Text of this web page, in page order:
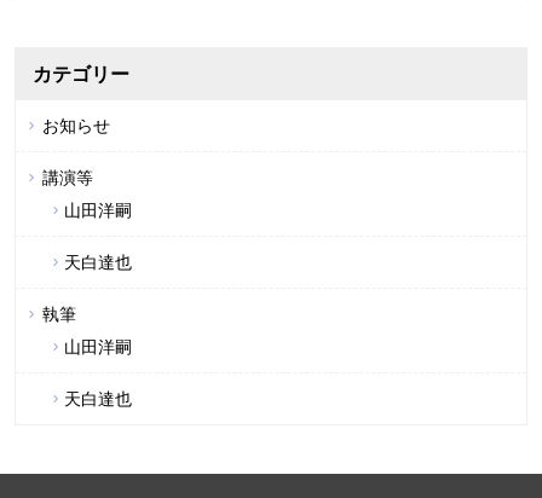
カテゴリー
お知らせ
講演等
山田洋嗣
天白達也
執筆
山田洋嗣
天白達也